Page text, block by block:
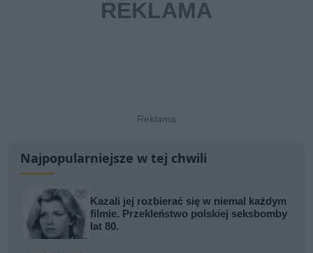
Najpopularniejsze w tej chwili
Kazali jej rozbierać się w niemal każdym
filmie. Przekleństwo polskiej seksbomby
lat 80.